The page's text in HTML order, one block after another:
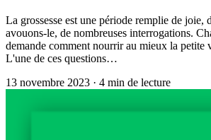
La grossesse est une période remplie de joie,
avouons-le, de nombreuses interrogations.
demande comment nourrir au mieux la petite
L'une de ces questions…
13 novembre 2023 · 4 min de lecture